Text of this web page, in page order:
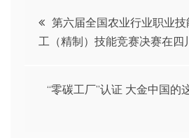
文
章
第六届全国农业行业职业
工（精制）技能竞赛决赛在四
“零碳工厂”认证 大金中国的